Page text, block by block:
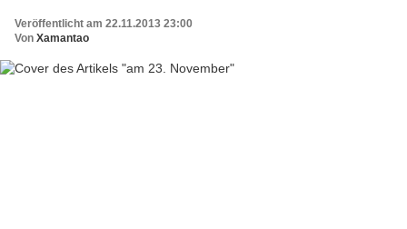
Veröffentlicht am 22.11.2013 23:00
Von Xamantao